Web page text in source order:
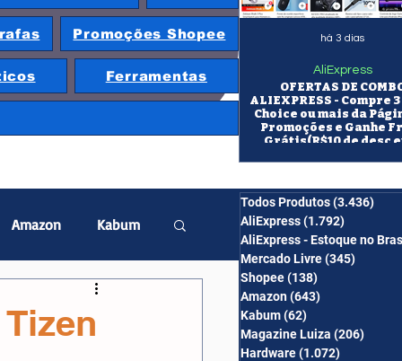
Promoções Shopee
Ferramentas
OFERTAS DE
ALIEXPRESS - Compre
Choice ou mais da
Promoções e Ganhe
Grátis(R$10 de desc
AliExpress
há 3 dias
Amazon Kabum
Projetor
Todos Produtos(3.436)
AliExpress(1.792)
AliExpress - Estoque no
Mercado Livre(345)
Shopee(138)
Amazon(643)
Kabum(62)
Magazine Luiza (206)
Hardware(1.072)